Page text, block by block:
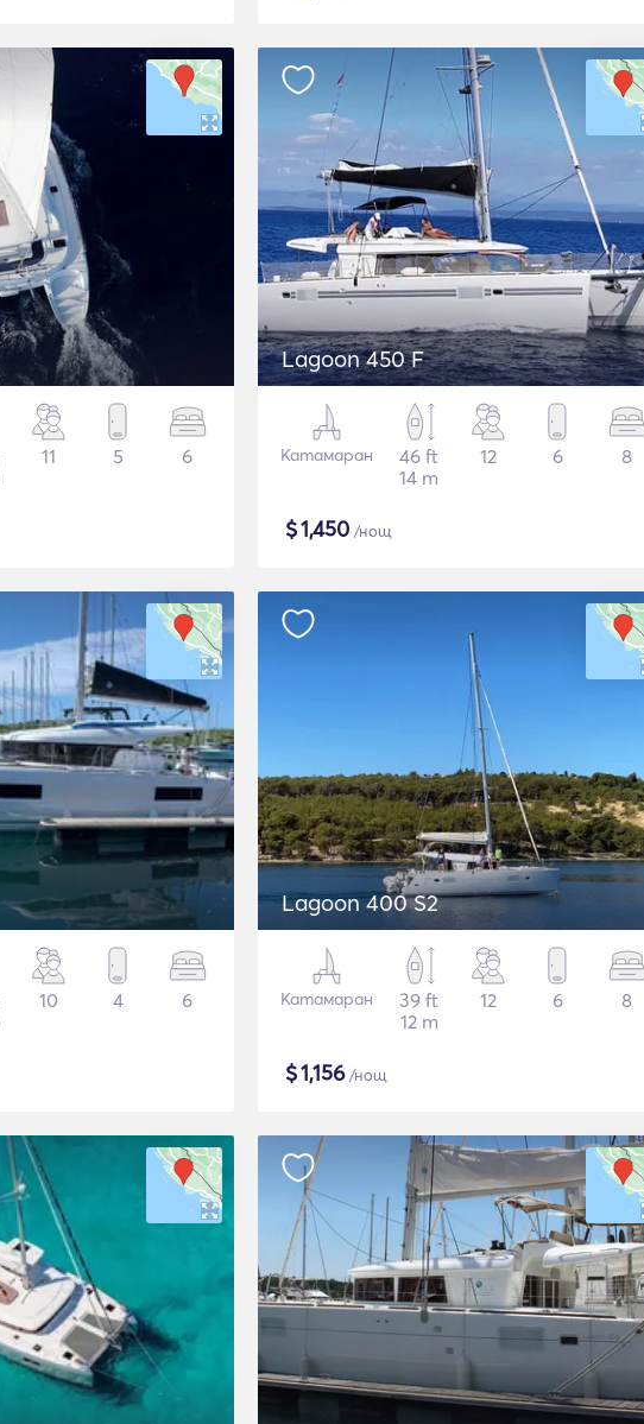
11 5 6
Lagoon 450 F
Катамаран
46 ft
14 m
12 6 8
$1,450 /нощ
10 4 6
Lagoon 400 S2
Катамаран
39 ft
12 m
12 6 8
$1,156/нощ